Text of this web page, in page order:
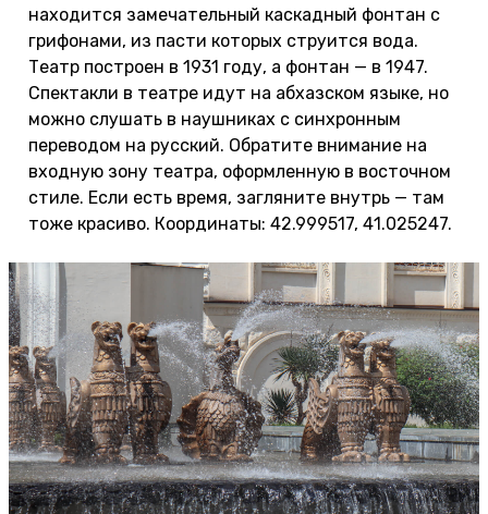
находится замечательный каскадный фонтан с
грифонами, из пасти которых струится вода.
Театр построен в 1931 году, а фонтан — в 1947.
Спектакли в театре идут на абхазском языке, но
можно слушать в наушниках с синхронным
переводом на русский. Обратите внимание на
входную зону театра, оформленную в восточном
стиле. Если есть время, загляните внутрь — там
тоже красиво. Координаты: 42.999517, 41.025247.